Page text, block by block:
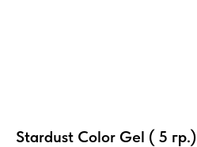
Stardust Color Gel ( 5 гр.)